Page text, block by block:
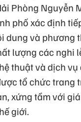
Phòng Nguyễn
phố xác định
dung và phương
lượng các nghi
thuật và dịch
tổ chức trang
xứng tầm với
giới.